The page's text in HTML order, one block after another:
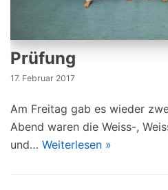
Prüfung
17. Februar 2017
Am Freitag gab es wieder
Abend waren die Weiss-,
und… Weiterlesen »